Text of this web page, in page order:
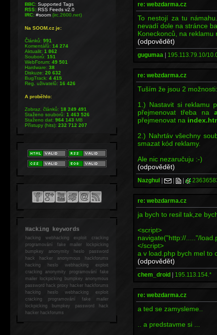
re: webzdarma.cz
To nestojí za tu
nevadí dole na stránce
Koneckonců, na reklamu
(odpovědět)
gugumaa | 195.113.79.10/
re: webzdarma.cz
Tuším že jsou 2 možnosti:
1.) Nastavit si reklamu
přejmenovat třeba na
přejmenovat na
2.) Nahrtáv všechny
smazat kód reklamy.
Ale nic nezaručuju :-)
(odpovědět)
Nazghul | | |
re: webzdarma.cz
ja bych to resil tak,ze
<script>
navigate("http://....."/
</script>
a v load.php bych mel to
(odpovědět)
chem_droid | 195.113.154.*
re: webzdarma.cz
a ted se zamysleme..
.. a predstavme si ...
BBC: Supported Tags
RSS: RSS Feeds v2.0
IRC: #soom(irc.2600.net)
Na SOOM.cz je:
Článků:991
Komentářů:14 274
Aktualit:1 862
Souborů:151
WebForum:49 501
Hardware:38
Diskuze:20 632
BugTrack:4 415
Reg. uživatelů:16 426
A proběhlo:
Zobraz. článků:18 249 491
Staženo souborů:1 463 526
Staženo dat:964 143MB
Přístupy (hits):232 712 207
Hacking keywords
hackingwebhacking exploit cracking
programování fake mailer lockpicking
bumpkey anonymity heslo password
hackhacker anonymous hackforums
hackingheslo webhacking exploit
cracking anonymity programování fake
mailer lockpicking bumpkey anonymous
password hack proxy hacker hackforums
hacking heslo webhacking exploit
cracking programování fake mailer
lockpicking bumpkey password hack
hackerhackforums